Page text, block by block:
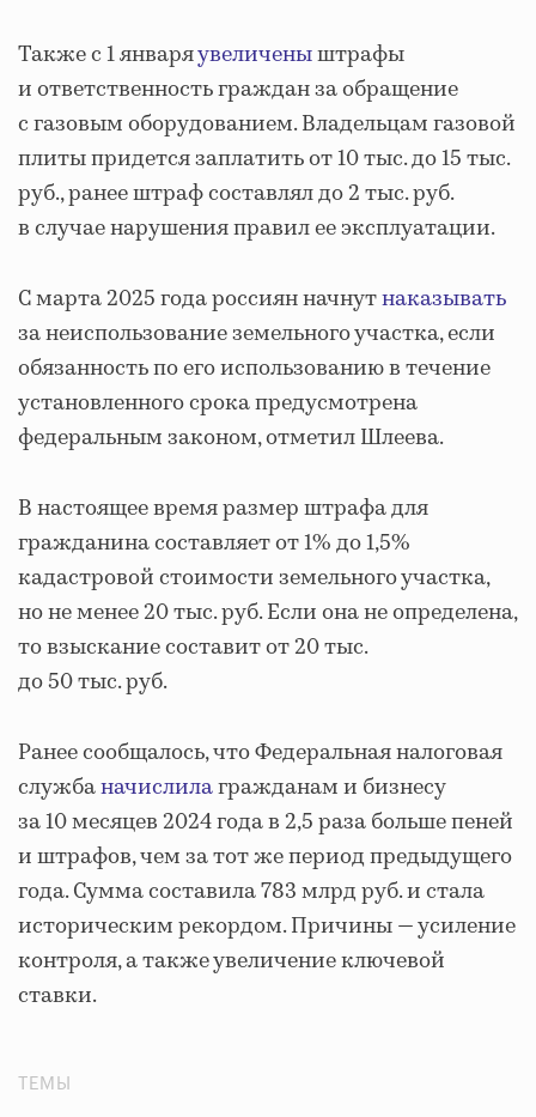
Также с 1 январяувеличеныштрафы
и ответственность граждан за обращение
с газовым оборудованием. Владельцам газовой
плиты придется заплатить от 10 тыс. до 15 тыс.
руб., ранее штраф составлял до 2 тыс. руб.
в случае нарушения правил ее эксплуатации.
С марта 2025 года россиян начнутнаказывать
за неиспользование земельного участка, если
обязанность по его использованию в течение
установленного срока предусмотрена
федеральным законом, отметил Шлеева.
В настоящее время размер штрафа для
гражданина составляет от 1% до 1,5%
кадастровой стоимости земельного участка,
но не менее 20 тыс. руб. Если она не определена,
то взыскание составит от 20 тыс.
до 50 тыс. руб.
Ранее сообщалось, что Федеральная налоговая
службаначислилагражданам и бизнесу
за 10 месяцев 2024 года в 2,5 раза больше пеней
и штрафов, чем за тот же период предыдущего
года. Сумма составила 783 млрд руб. и стала
историческим рекордом. Причины — усиление
контроля, а также увеличение ключевой
ставки.
ТЕМЫ